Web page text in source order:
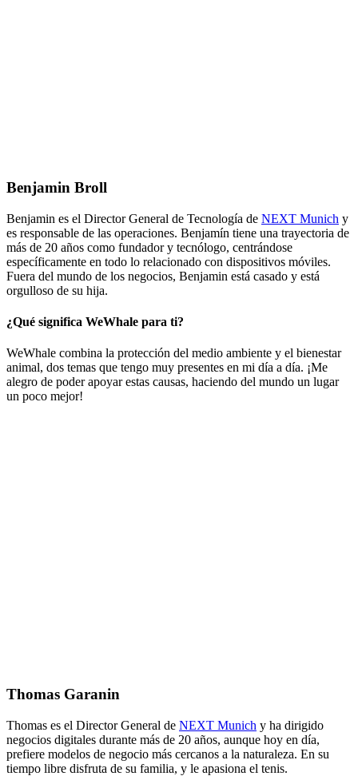
Benjamin Broll
Benjamin es el Director General de Tecnología de NEXT Munich y
es responsable de las operaciones. Benjamín tiene una trayectoria de
más de 20 años como fundador y tecnólogo, centrándose
específicamente en todo lo relacionado con dispositivos móviles.
Fuera del mundo de los negocios, Benjamin está casado y está
orgulloso de su hija.
¿Qué significa WeWhale para ti?
WeWhale combina la protección del medio ambiente y el bienestar
animal, dos temas que tengo muy presentes en mi día a día. ¡Me
alegro de poder apoyar estas causas, haciendo del mundo un lugar
un poco mejor!
Thomas Garanin
Thomas es el Director General de NEXT Munich y ha dirigido
negocios digitales durante más de 20 años, aunque hoy en día,
prefiere modelos de negocio más cercanos a la naturaleza. En su
tiempo libre disfruta de su familia, y le apasiona el tenis.